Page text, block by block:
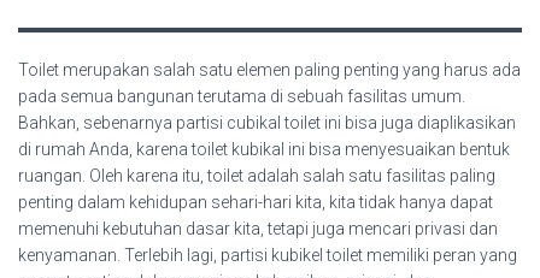
Toilet merupakan salah satu elemen paling penting yang harus ada
pada semua bangunan terutama di sebuah fasilitas umum.
Bahkan, sebenarnya partisi cubikal toilet ini bisa juga diaplikasikan
di rumah Anda, karena toilet kubikal ini bisa menyesuaikan bentuk
ruangan. Oleh karena itu, toilet adalah salah satu fasilitas paling
penting dalam kehidupan sehari-hari kita, kita tidak hanya dapat
memenuhi kebutuhan dasar kita, tetapi juga mencari privasi dan
kenyamanan. Terlebih lagi, partisi kubikel toilet memiliki peran yang